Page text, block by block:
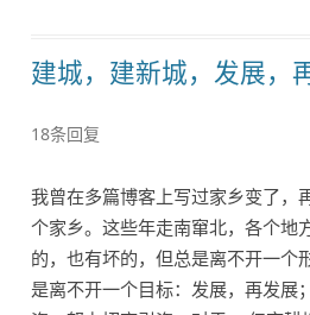
建城，建新城，发展，
18条回复
我曾在多篇博客上写过家乡变了，
个家乡。这些年走南窜北，各个地
的，也有坏的，但总是离不开一个
是离不开一个目标：发展，再发展